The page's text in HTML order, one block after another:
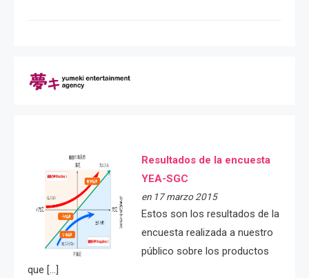
Resultados de la encuesta
YEA-SGC
en 17 marzo 2015
Estos son los resultados de la
encuesta realizada a nuestro
público sobre los productos
que […]